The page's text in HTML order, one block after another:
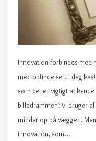
Innovation forbindes
med opfindelser. I dag
som det er vigtigt at
billedrammen? Vi bruger
minder op på væggen.
innovation, som…